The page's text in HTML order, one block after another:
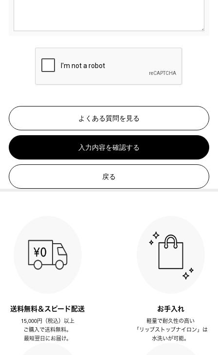
よくある質問を見る
入力内容を確認する
戻る
送料無料＆スピード配送
15,000円（税込）以上
ご購入で送料無料。
最短翌日にお届け。
お手入れ
軽量で耐久性の高い
「リップストップナイロン」は
水洗いが可能。